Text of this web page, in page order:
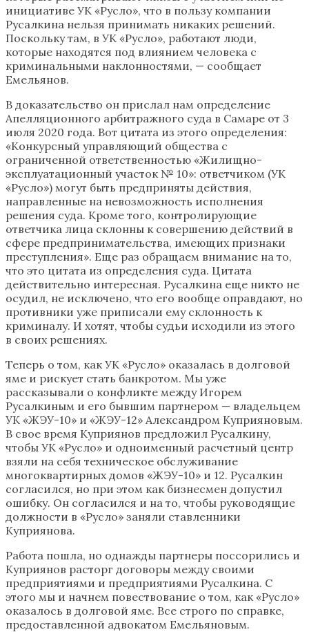
инициативе УК «Русло», что в пользу компании
Русалкина нельзя принимать никаких решений.
Поскольку там, в УК «Русло», работают люди,
которые находятся под влиянием человека с
криминальными наклонностями, — сообщает
Емельянов.
В доказательство он прислал нам определение
Апелляционного арбитражного суда в Самаре от 3
июля 2020 года. Вот цитата из этого определения:
«Конкурсный управляющий общества с
ограниченной ответственностью «Жилищно-
эксплуатационный участок № 10»: ответчиком (УК
«Русло») могут быть предприняты действия,
направленные на невозможность исполнения
решения суда. Кроме того, контролирующие
ответчика лица склонны к совершению действий в
сфере предпринимательства, имеющих признаки
преступления». Еще раз обращаем внимание на то,
что это цитата из определения суда. Цитата
действительно интересная. Русалкина еще никто не
осудил, не исключено, что его вообще оправдают, но
противники уже приписали ему склонность к
криминалу. И хотят, чтобы судьи исходили из этого
в своих решениях.
Теперь о том, как УК «Русло» оказалась в долговой
яме и рискует стать банкротом. Мы уже
рассказывали о конфликте между Игорем
Русалкиным и его бывшим партнером — владельцем
УК «ЖЭУ-10» и «ЖЭУ-12» Александром Куприяновым.
В свое время Куприянов предложил Русалкину,
чтобы УК «Русло» и одноименный расчетный центр
взяли на себя техническое обслуживание
многоквартирных домов «ЖЭУ-10» и 12. Русалкин
согласился, но при этом как бизнесмен допустил
ошибку. Он согласился и на то, чтобы руководящие
должности в «Русло» заняли ставленники
Куприянова.
Работа пошла, но однажды партнеры поссорились и
Куприянов расторг договоры между своими
предприятиями и предприятиями Русалкина. С
этого мы и начнем повествование о том, как «Русло»
оказалось в долговой яме. Все строго по справке,
предоставленной адвокатом Емельяновым.